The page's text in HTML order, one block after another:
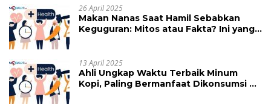
26 April 2025
Makan Nanas Saat Hamil Sebabkan
Keguguran: Mitos atau Fakta? Ini yang
13 April 2025
Ahli Ungkap Waktu Terbaik Minum
Kopi, Paling Bermanfaat Dikonsumsi di